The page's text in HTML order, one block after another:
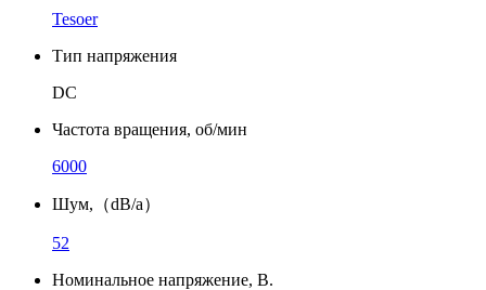
Tesoer
Тип напряжения
DC
Частота вращения, об/мин
6000
Шум,（dB/a）
52
Номинальное напряжение, В.